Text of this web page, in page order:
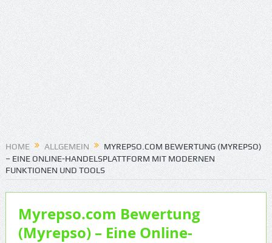
HOME ALLGEMEIN
MYREPSO.COM BEWERTUNG (MYREPSO)
– EINE ONLINE-HANDELSPLATTFORM MIT MODERNEN
FUNKTIONEN UND TOOLS
Myrepso.com Bewertung
(Myrepso) – Eine Online-